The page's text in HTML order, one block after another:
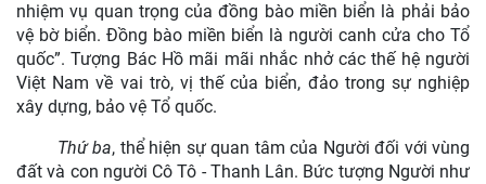
nhiệm vụ quan trọng của đồng bào miền biển là phải bảo
vệ bờ biển. Đồng bào miền biển là người canh cửa cho Tổ
quốc”. Tượng Bác Hồ mãi mãi nhắc nhở các thế hệ người
Việt Nam về vai trò, vị thế của biển, đảo trong sự nghiệp
xây dựng, bảo vệ Tổ quốc.
Thứ ba, thể hiện sự quan tâm của Người đối với vùng
đất và con người Cô Tô - Thanh Lân. Bức tượng Người như